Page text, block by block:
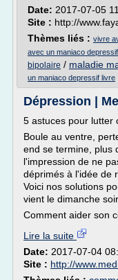
Date: 2017-07-05
Site : http://
Thèmes liés : vivre
avec un maniaco
bipolaire / maladie
un maniaco depressif livre
Dépression |
5 astuces pour lutter
Boule au ventre,
end se termine, plus
l'impression de ne
déprimés à l'idée de
Voici nos solutions
vient le dimanche soir.
Comment aider son
Lire la suite
Date: 2017-07-04
Site : http://